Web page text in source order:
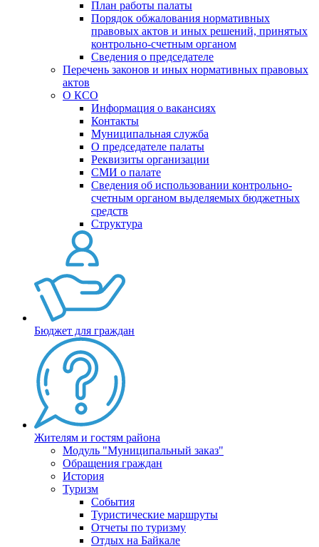
План работы палаты
Порядок обжалования нормативных
правовых актов и иных решений, принятых
контрольно-счетным органом
Сведения о председателе
Перечень законов и иных нормативных правовых
актов
О КСО
Информация о вакансиях
Контакты
Муниципальная служба
О председателе палаты
Реквизиты организации
СМИ о палате
Сведения об использовании контрольно-
счетным органом выделяемых бюджетных
средств
Структура
Бюджет для граждан
Жителям и гостям района
Модуль "Муниципальный заказ"
Обращения граждан
История
Туризм
События
Туристические маршруты
Отчеты по туризму
Отдых на Байкале